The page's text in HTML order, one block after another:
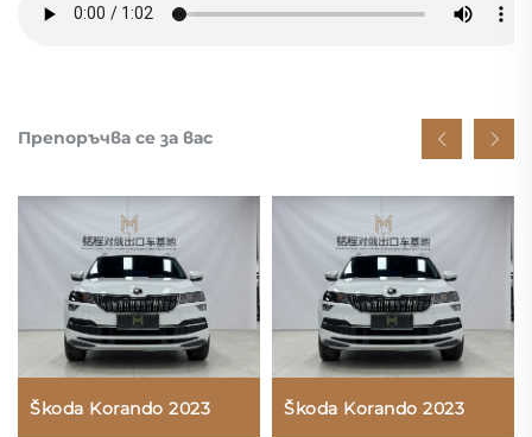
Препоръчва се за вас
Škoda Korando 2023 Škoda Korando 2023